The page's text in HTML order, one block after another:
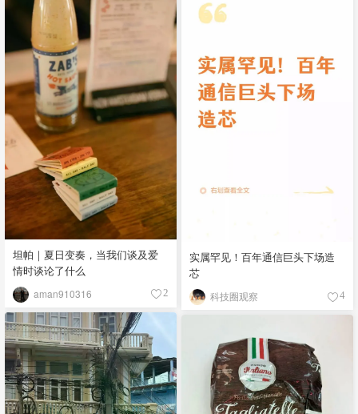
实属罕见！百年通信巨头下场造
芯
科技圈观察 4
坦帕｜夏日变奏，当我们谈及爱
情时谈论了什么
aman910316 2